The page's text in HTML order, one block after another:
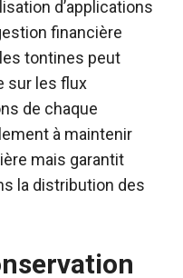
d’applications
financière
tontines peut
sur les flux
de chaque
à maintenir
mais garantit
la distribution des